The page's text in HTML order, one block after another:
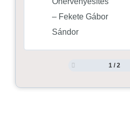
– Fekete Gábor
Sándor
1 / 2